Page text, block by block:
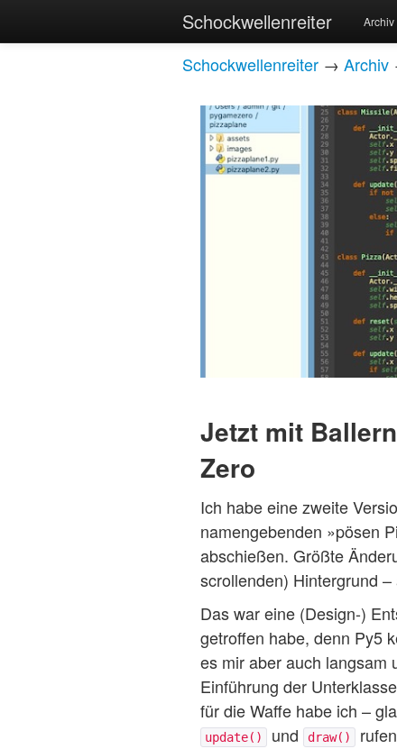
Schockwellenreiter Archiv
Schockwellenreiter → Archiv
Jetzt mit
Zero
Ich habe eine zweite
namengebenden »pösen
abschießen. Größte
scrollenden) Hintergrund
Das war eine (Design-)
getroffen habe, denn Py5
es mir aber auch langsam
Einführung der
für die Waffe habe ich –
update() und draw()